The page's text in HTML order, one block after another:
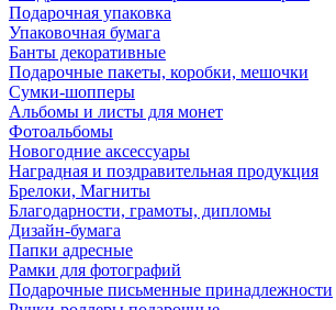
Подарочная упаковка
Упаковочная бумага
Банты декоративные
Подарочные пакеты, коробки, мешочки
Сумки-шопперы
Альбомы и листы для монет
Фотоальбомы
Новогодние аксессуары
Наградная и поздравительная продукция
Брелоки, Магниты
Благодарности, грамоты, дипломы
Дизайн-бумага
Папки адресные
Рамки для фотографий
Подарочные письменные принадлежности